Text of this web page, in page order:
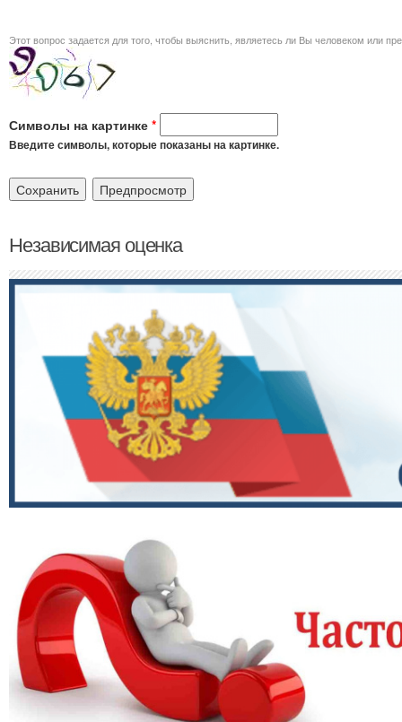
Этот вопрос задается для того,
Символы на картинке *
Введите символы, которые показаны на картинке.
Независимая оценка